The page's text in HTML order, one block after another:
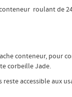
roulant de
conteneur, pour
corbeille Jade.
accessible aux